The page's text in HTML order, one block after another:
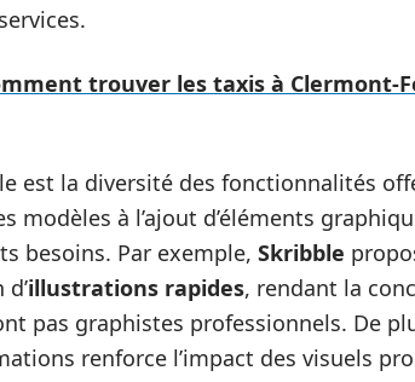
trouver les taxis à Clermont-
est la diversité des fonctionnalités
modèles à l’ajout d’éléments
besoins. Par exemple, Skribble
illustrations rapides, rendant la
pas graphistes professionnels. De
renforce l’impact des visuels